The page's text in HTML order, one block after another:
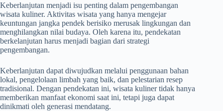
Keberlanjutan menjadi isu penting dalam pengembangan
wisata kuliner. Aktivitas wisata yang hanya mengejar
keuntungan jangka pendek berisiko merusak lingkungan dan
menghilangkan nilai budaya. Oleh karena itu, pendekatan
berkelanjutan harus menjadi bagian dari strategi
pengembangan.
Keberlanjutan dapat diwujudkan melalui penggunaan bahan
lokal, pengelolaan limbah yang baik, dan pelestarian resep
tradisional. Dengan pendekatan ini, wisata kuliner tidak hanya
memberikan manfaat ekonomi saat ini, tetapi juga dapat
dinikmati oleh generasi mendatang.